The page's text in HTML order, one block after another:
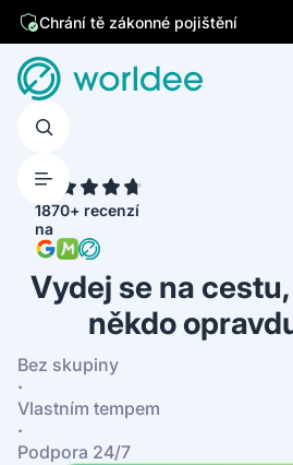
Jsme česká firma
1870+ recenzí
na
Vydej se na
někdo
Bez skupiny
·
Vlastním tempem
·
Podpora 24/7